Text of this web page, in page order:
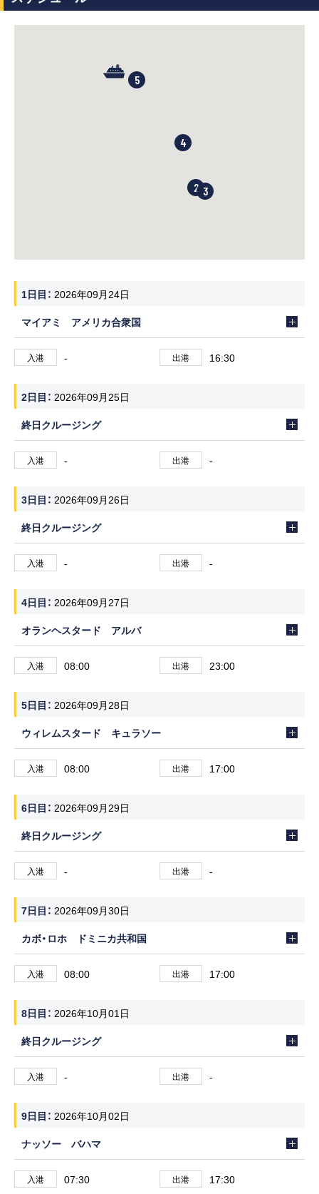
2 3
4
5
1日目
2026年09月24日
マイアミ アメリカ合衆国
入港 - 出港 16:30
2日目
2026年09月25日
終日クルージング
入港 - 出港 -
3日目
2026年09月26日
終日クルージング
入港 - 出港 -
4日目
2026年09月27日
オランヘスタード アルバ
入港 08:00 出港 23:00
5日目
2026年09月28日
ウィレムスタード キュラソー
入港 08:00 出港 17:00
6日目
2026年09月29日
終日クルージング
入港 - 出港 -
7日目
2026年09月30日
カボ・ロホ ドミニカ共和国
入港 08:00 出港 17:00
8日目
2026年10月01日
終日クルージング
入港 - 出港 -
9日目
2026年10月02日
ナッソー バハマ
入港 07:30 出港 17:30